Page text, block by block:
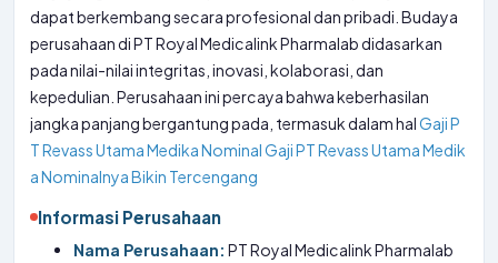
dapat berkembang secara profesional dan pribadi. Budaya
perusahaan di PT Royal Medicalink Pharmalab didasarkan
pada nilai-nilai integritas, inovasi, kolaborasi, dan
kepedulian. Perusahaan ini percaya bahwa keberhasilan
jangka panjang bergantung pada, termasuk dalam halGaji P
T Revass Utama Medika NominalGaji PT Revass Utama Medik
a Nominalnya Bikin Tercengang
Informasi Perusahaan
Nama Perusahaan: PT Royal Medicalink Pharmalab